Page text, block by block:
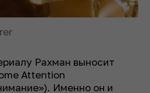
Рахман выносит
Attention
Именно он и